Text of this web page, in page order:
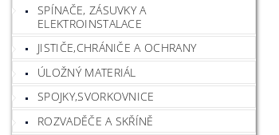
SPÍNAČE, ZÁSUVKY A
ELEKTROINSTALACE
JISTIČE,CHRÁNIČE A OCHRANY
ÚLOŽNÝ MATERIÁL
SPOJKY,SVORKOVNICE
ROZVADĚČE A SKŘÍNĚ